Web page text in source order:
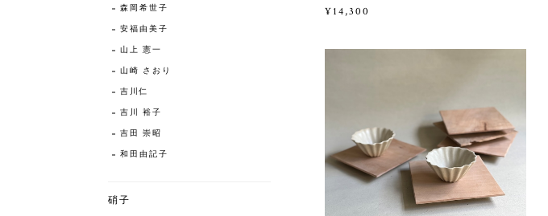
¥14,300
森岡希世子
安福由美子
山上 憲一
山崎 さおり
吉川仁
吉川 裕子
吉田 崇昭
和田由記子
硝子